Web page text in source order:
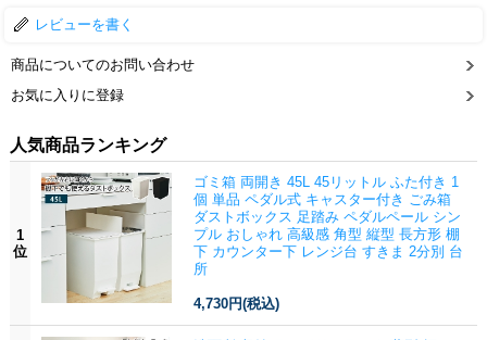
レビューを書く
商品についてのお問い合わせ
お気に入りに登録
人気商品ランキング
1
位
ゴミ箱 両開き 45L 45リットル ふた付き 1
個 単品 ペダル式 キャスター付き ごみ箱
ダストボックス 足踏み ペダルペール シン
プル おしゃれ 高級感 角型 縦型 長方形 棚
下 カウンター下 レンジ台 すきま 2分別 台
所
4,730円(税込)